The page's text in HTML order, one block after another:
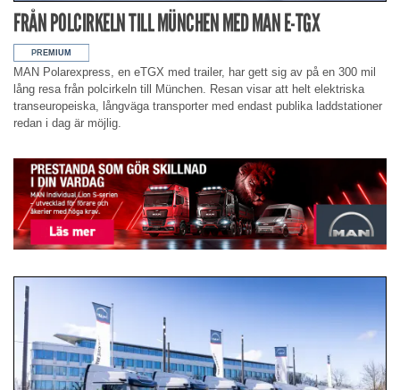
FRÅN POLCIRKELN TILL MÜNCHEN MED MAN E-TGX
MAN Polarexpress, en eTGX med trailer, har gett sig av på en 300 mil
lång resa från polcirkeln till München. Resan visar att helt elektriska
transeuropeiska, långväga transporter med endast publika laddstationer
redan i dag är möjlig.